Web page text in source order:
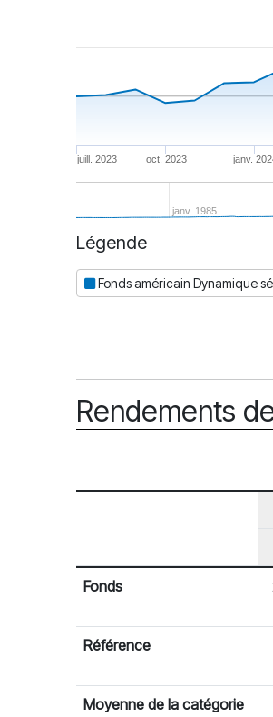
juill. 2023 oct. 2023 janv.
janv. 1985
Date
Légende
Fonds américain Dynamique
Rendements
Rendements des fonds
En-tête de ligne
Fonds
Référence
Moyenne de la catégorie